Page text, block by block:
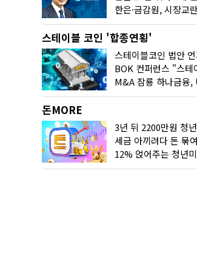
스테이블 코인 '합종연횡'
돈MORE